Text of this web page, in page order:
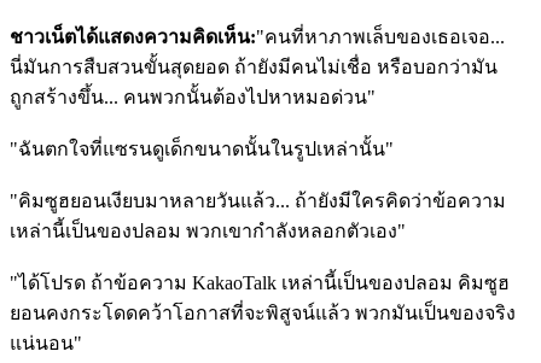
ชาวเน็ตได้แสดงความคิดเห็น:"คนที่หาภาพเล็บของเธอเจอ...
นี่มันการสืบสวนขั้นสุดยอด ถ้ายังมีคนไม่เชื่อ หรือบอกว่ามัน
ถูกสร้างขึ้น... คนพวกนั้นต้องไปหาหมอด่วน"
"ฉันตกใจที่แซรนดูเด็กขนาดนั้นในรูปเหล่านั้น"
"คิมซูฮยอนเงียบมาหลายวันแล้ว... ถ้ายังมีใครคิดว่าข้อความ
เหล่านี้เป็นของปลอม พวกเขากำลังหลอกตัวเอง"
"ได้โปรด ถ้าข้อความ KakaoTalk เหล่านี้เป็นของปลอม คิมซูฮ
ยอนคงกระโดดคว้าโอกาสที่จะพิสูจน์แล้ว พวกมันเป็นของจริง
แน่นอน"